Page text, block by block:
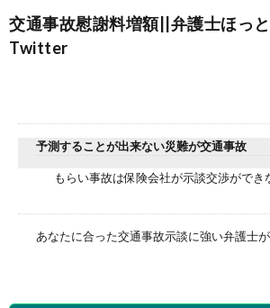
交通事故慰謝料増額||弁護士ほっ
Twitter
予測することが出来ない災難が交通事故
もらい事故は保険会社が示談交渉ができ
あなたに合った交通事故示談に強い弁護士